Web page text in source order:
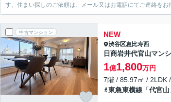
す。住まい探しのご依頼は、メール又はお電話にてご連絡をお
中古マンション NEW
渋谷区恵比寿西
日商岩井代官山マン
1億1,800万円
7階 / 85.97㎡ / 2LDK
東急東横線 「代官山